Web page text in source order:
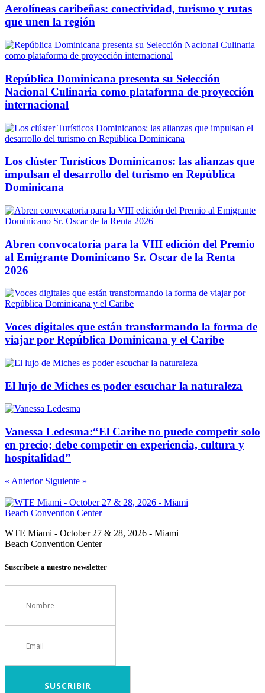
Aerolíneas caribeñas: conectividad, turismo y rutas
que unen la región
República Dominicana presenta su Selección
Nacional Culinaria como plataforma de proyección
internacional
Los clúster Turísticos Dominicanos: las alianzas que
impulsan el desarrollo del turismo en República
Dominicana
Abren convocatoria para la VIII edición del Premio
al Emigrante Dominicano Sr. Oscar de la Renta
2026
Voces digitales que están transformando la forma de
viajar por República Dominicana y el Caribe
El lujo de Miches es poder escuchar la naturaleza
Vanessa Ledesma:“El Caribe no puede competir solo
en precio; debe competir en experiencia, cultura y
hospitalidad”
« Anterior Siguiente »
WTE Miami - October 27 & 28, 2026 - Miami
Beach Convention Center
Suscríbete a nuestro newsletter